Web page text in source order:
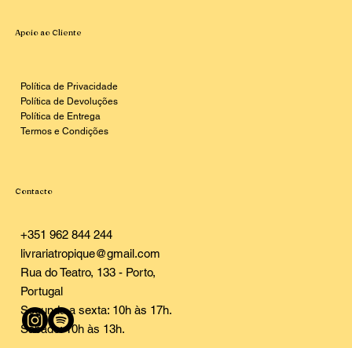
Apoio ao Cliente
Política de Privacidade
Política de Devoluções
Política de Entrega
Termos e Condições
Contacto
+351 962 844 244
livrariatropique@gmail.com
Rua do Teatro, 133 - Porto,
Portugal
Segunda a sexta: 10h às 17h.
Sábado: 10h às 13h.